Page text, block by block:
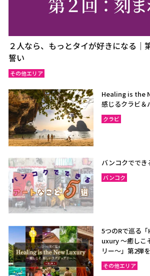
２人なら、もっとタイが好きになる｜
誓い
その他エリア
Healing is the
感じるクラビ＆
クラビ
バンコクででき
バンコク
5つのRで巡る
uxury ～癒しこ
リー〜」第2弾
その他エリア